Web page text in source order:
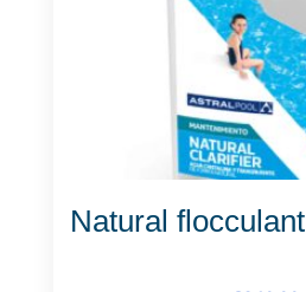
Natural flocculant